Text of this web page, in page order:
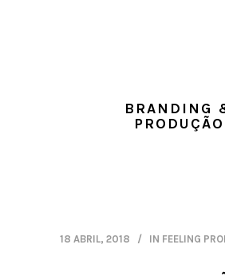
BRANDING
PRODUÇÃO
18 ABRIL, 2018 IN FEELING